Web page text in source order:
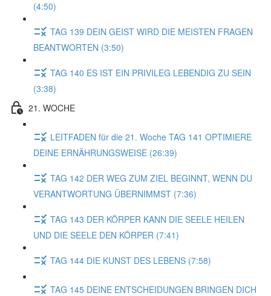
(4:50)
TAG 139 DEIN GEIST WIRD DIE MEISTEN FRAGEN
BEANTWORTEN (3:50)
TAG 140 ES IST EIN PRIVILEG LEBENDIG ZU SEIN
(3:38)
21. WOCHE
LEITFADEN für die 21. Woche TAG 141 OPTIMIERE
DEINE ERNÄHRUNGSWEISE (26:39)
TAG 142 DER WEG ZUM ZIEL BEGINNT, WENN DU
VERANTWORTUNG ÜBERNIMMST (7:36)
TAG 143 DER KÖRPER KANN DIE SEELE HEILEN
UND DIE SEELE DEN KÖRPER (7:41)
TAG 144 DIE KUNST DES LEBENS (7:58)
TAG 145 DEINE ENTSCHEIDUNGEN BRINGEN DICH